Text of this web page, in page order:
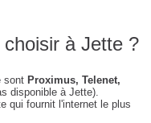
à Jette ?
sont Proximus, Telenet,
disponible à Jette).
qui fournit l'internet le plus